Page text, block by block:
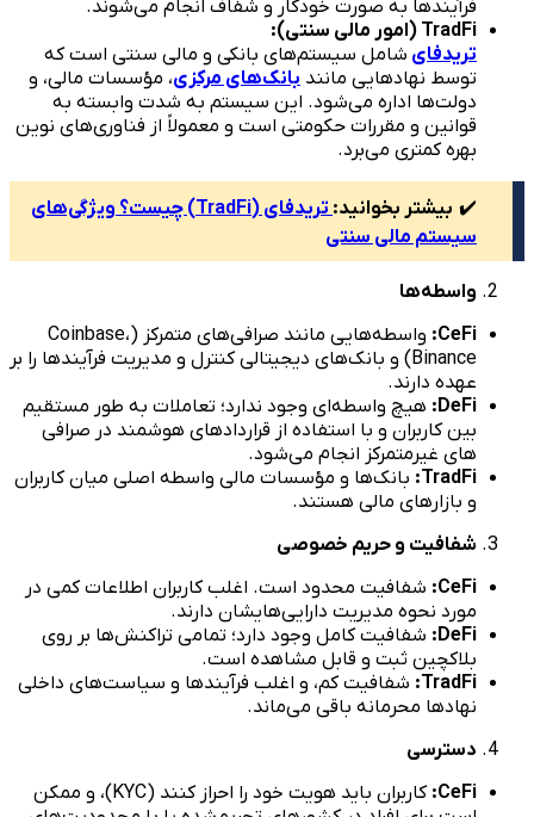
فرآیندها به صورت خودکار و شفاف انجام می‌شوند.
TradFi ( امور مالی سنتی):
تریدفای شامل سیستم‌های بانکی و مالی سنتی است که
توسط نهادهایی مانند بانک‌های مرکزی، مؤسسات مالی، و
دولت‌ها اداره می‌شود. این سیستم به شدت وابسته به
قوانین و مقررات حکومتی است و معمولاً از فناوری‌های نوین
بهره کمتری می‌برد.
✔️ بیشتر بخوانید:
تریدفای (TradFi) چیست؟ ویژگی‌های
سیستم مالی سنتی
واسطه‌ها
CeFi:
واسطه‌هایی مانند صرافی‌های متمرکز (Coinbase،
Binance) و بانک‌های دیجیتالی کنترل و مدیریت فرآیندها را بر
عهده دارند.
DeFi: هیچ واسطه‌ای وجود ندارد؛ تعاملات به طور مستقیم
بین کاربران و با استفاده از قراردادهای هوشمند در صرافی
های غیرمتمرکز انجام می‌شود.
TradFi: بانک‌ها و مؤسسات مالی واسطه اصلی میان کاربران
و بازارهای مالی هستند.
شفافیت و حریم خصوصی
CeFi: شفافیت محدود است. اغلب کاربران اطلاعات کمی در
مورد نحوه مدیریت دارایی‌هایشان دارند.
DeFi: شفافیت کامل وجود دارد؛ تمامی تراکنش‌ها بر روی
بلاکچین ثبت و قابل مشاهده است.
TradFi: شفافیت کم، و اغلب فرآیندها و سیاست‌های داخلی
نهادها محرمانه باقی می‌ماند.
دسترسی
CeFi:
کاربران باید هویت خود را احراز کنند (KYC)، و ممکن